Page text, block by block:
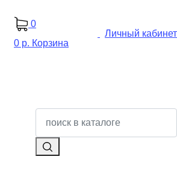
0
0 р. Корзина
Личный кабинет